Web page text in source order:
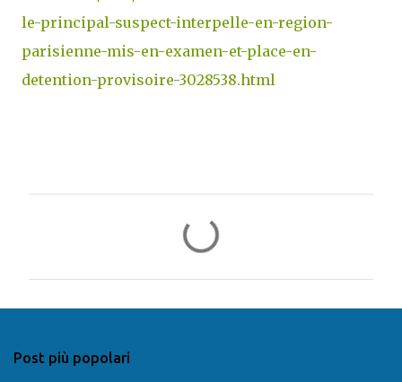
le-principal-suspect-interpelle-en-region-
parisienne-mis-en-examen-et-place-en-
detention-provisoire-3028538.html
Post più popolari